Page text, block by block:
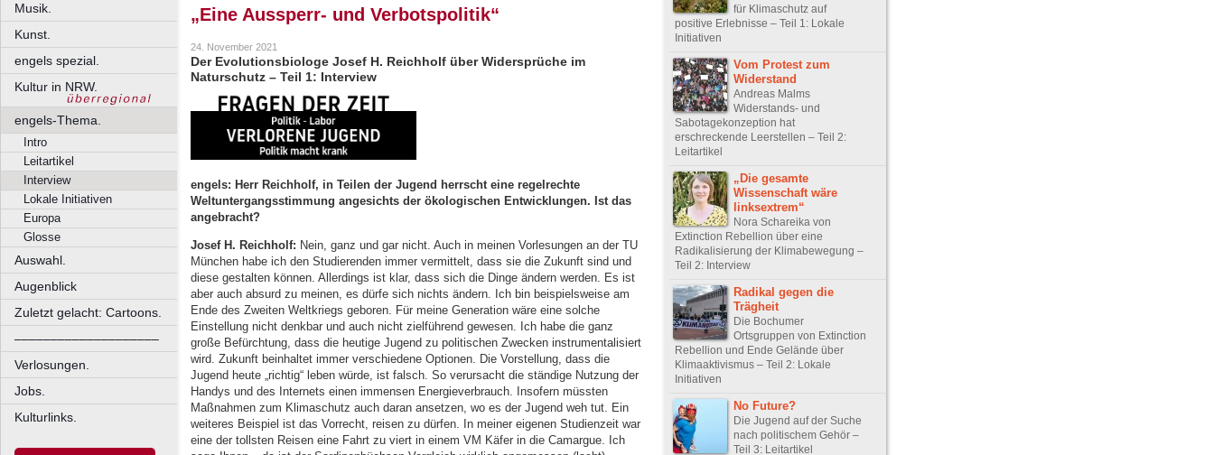
Musik.
Kunst.
engels spezial.
Kultur in NRW.
engels-Thema.
Intro
Leitartikel
Interview
Lokale Initiativen
Europa
Glosse
Auswahl.
Augenblick
Zuletzt gelacht: Cartoons.
––––––––––––––––––––
Verlosungen.
Jobs.
Kulturlinks.
„Eine Aussperr- und Verbotspolitik“
24. November 2021
Der Evolutionsbiologe Josef H. Reichholf über Widersprüche im
Naturschutz – Teil 1: Interview
engels: Herr Reichholf, in Teilen der Jugend herrscht eine regelrechte
Weltuntergangsstimmung angesichts der ökologischen Entwicklungen. Ist das
angebracht?
Josef H. Reichholf: Nein, ganz und gar nicht. Auch in meinen Vorlesungen an der TU
München habe ich den Studierenden immer vermittelt, dass sie die Zukunft sind und
diese gestalten können. Allerdings ist klar, dass sich die Dinge ändern werden. Es ist
aber auch absurd zu meinen, es dürfe sich nichts ändern. Ich bin beispielsweise am
Ende des Zweiten Weltkriegs geboren. Für meine Generation wäre eine solche
Einstellung nicht denkbar und auch nicht zielführend gewesen. Ich habe die ganz
große Befürchtung, dass die heutige Jugend zu politischen Zwecken instrumentalisiert
wird. Zukunft beinhaltet immer verschiedene Optionen. Die Vorstellung, dass die
Jugend heute „richtig“ leben würde, ist falsch. So verursacht die ständige Nutzung der
Handys und des Internets einen immensen Energieverbrauch. Insofern müssten
Maßnahmen zum Klimaschutz auch daran ansetzen, wo es der Jugend weh tut. Ein
weiteres Beispiel ist das Vorrecht, reisen zu dürfen. In meiner eigenen Studienzeit war
eine der tollsten Reisen eine Fahrt zu viert in einem VM Käfer in die Camargue. Ich
für Klimaschutz auf
positive Erlebnisse – Teil 1: Lokale
Initiativen
Vom Protest zum
Widerstand
Andreas Malms
Widerstands- und
Sabotagekonzeption hat
erschreckende Leerstellen – Teil 2:
Leitartikel
„Die gesamte
Wissenschaft wäre
linksextrem“
Nora Schareika von
Extinction Rebellion über eine
Radikalisierung der Klimabewegung –
Teil 2: Interview
Radikal gegen die
Trägheit
Die Bochumer
Ortsgruppen von Extinction
Rebellion und Ende Gelände über
Klimaaktivismus – Teil 2: Lokale
Initiativen
No Future?
Die Jugend auf der Suche
nach politischem Gehör –
Teil 3: Leitartikel